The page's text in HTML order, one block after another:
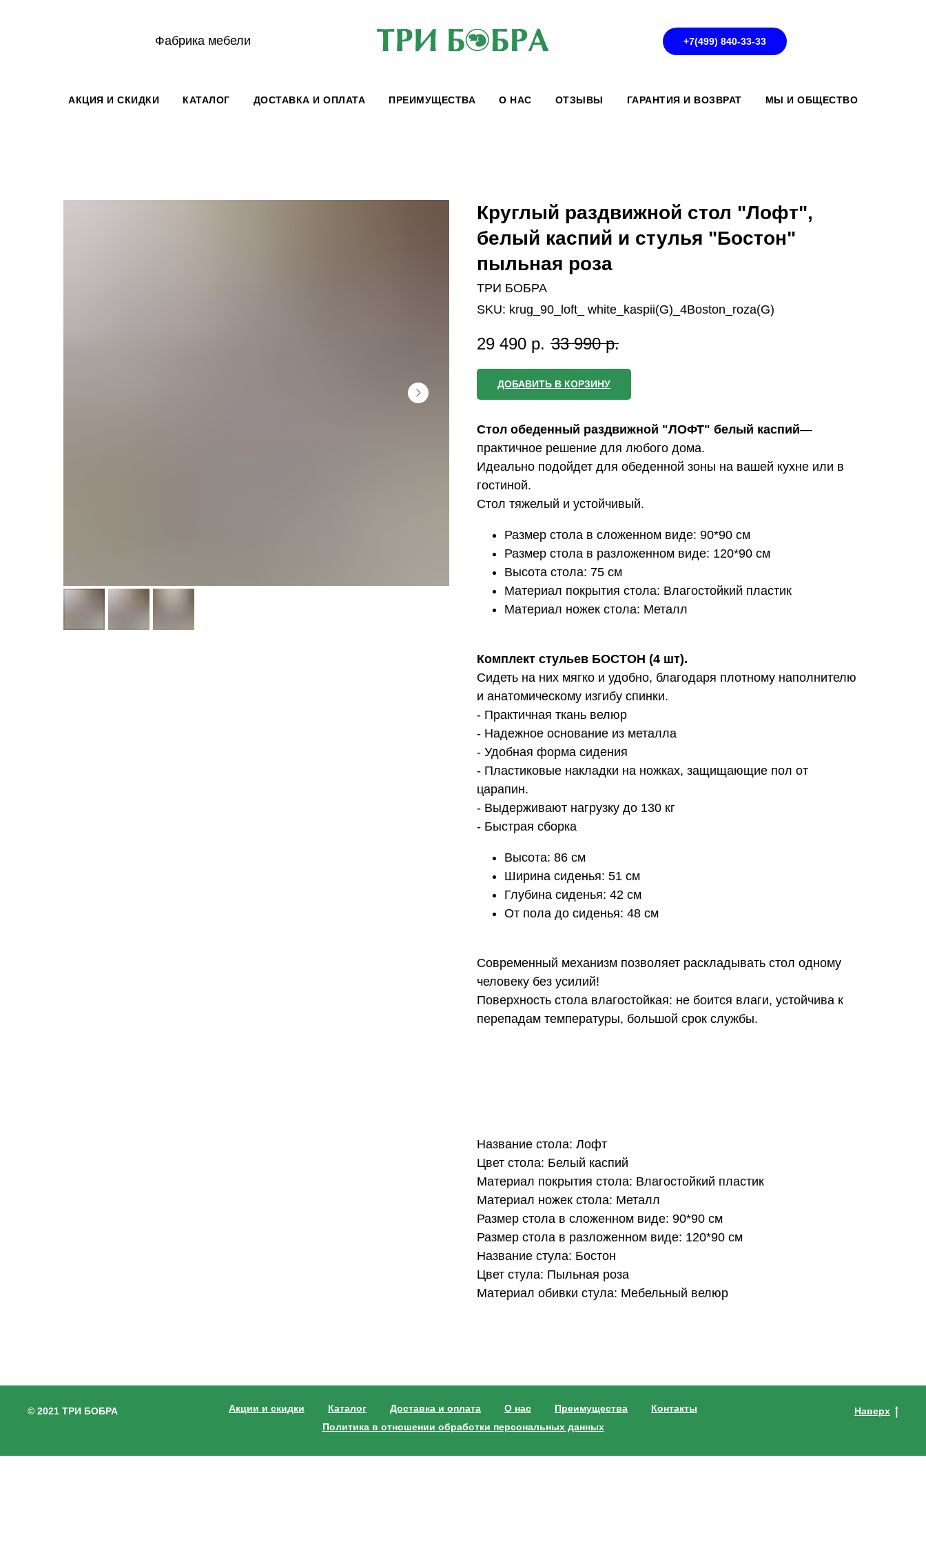
Фабрика мебели +7(499) 840-33-33
АКЦИЯ И СКИДКИ КАТАЛОГ ДОСТАВКА И ОПЛАТА ПРЕИМУЩЕСТВА О НАС ОТЗЫВЫ ГАРАНТИЯ И ВОЗВРАТ МЫ И ОБЩЕСТВО
Круглый раздвижной стол "Лофт",
белый каспий и стулья "Бостон"
пыльная роза
ТРИ БОБРА
SKU: krug_90_loft_ white_kaspii(G)_4Boston_roza(G)
29 490 р. 33 990 р.
ДОБАВИТЬ В КОРЗИНУ
Стол обеденный раздвижной "ЛОФТ" белый каспий—
практичное решение для любого дома.
Идеально подойдет для обеденной зоны на вашей кухне или в
гостиной.
Стол тяжелый и устойчивый.
Размер стола в сложенном виде: 90*90 см
Размер стола в разложенном виде: 120*90 см
Высота стола: 75 см
Материал покрытия стола: Влагостойкий пластик
Материал ножек стола: Металл
Комплект стульев БОСТОН (4 шт).
Сидеть на них мягко и удобно, благодаря плотному наполнителю
и анатомическому изгибу спинки.
- Практичная ткань велюр
- Надежное основание из металла
- Удобная форма сидения
- Пластиковые накладки на ножках, защищающие пол от
царапин.
- Выдерживают нагрузку до 130 кг
- Быстрая сборка
Высота: 86 см
Ширина сиденья: 51 см
Глубина сиденья: 42 см
От пола до сиденья: 48 см
Современный механизм позволяет раскладывать стол одному
человеку без усилий!
Поверхность стола влагостойкая: не боится влаги, устойчива к
перепадам температуры, большой срок службы.
Название стола: Лофт
Цвет стола: Белый каспий
Материал покрытия стола: Влагостойкий пластик
Материал ножек стола: Металл
Размер стола в сложенном виде: 90*90 см
Размер стола в разложенном виде: 120*90 см
Название стула: Бостон
Цвет стула: Пыльная роза
Материал обивки стула: Мебельный велюр
© 2021 ТРИ БОБРА Акции и скидки Каталог Доставка и оплата О нас Преимущества
Контакты
Политика в отношении обработки персональных данных
Наверх